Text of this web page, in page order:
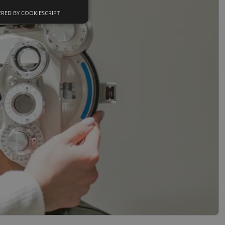
Neklasifikuoti
slapukai
slapukai
Jūsų įrenginį,
Šie slapukai
slapukų
slapukų
dėl
BY COOKIESCRIPT